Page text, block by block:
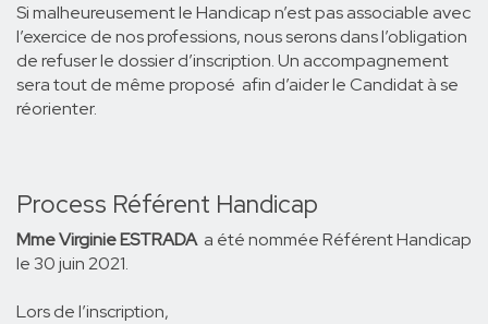
Si malheureusement le Handicap n’est pas associable avec
l’exercice de nos professions, nous serons dans l’obligation
de refuser le dossier d’inscription. Un accompagnement
sera tout de même proposé afin d’aider le Candidat à se
réorienter.
Process Référent Handicap
Mme Virginie ESTRADAa été nommée Référent Handicap
le 30 juin 2021.
Lors de l’inscription,